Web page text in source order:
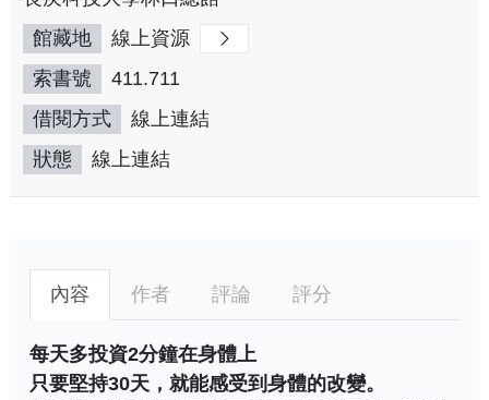
館藏地
線上資源
索書號
411.711
借閱方式
線上連結
狀態
線上連結
內容 作者 評論 評分
每天多投資2分鐘在身體上
只要堅持30天，就能感受到身體的改變。